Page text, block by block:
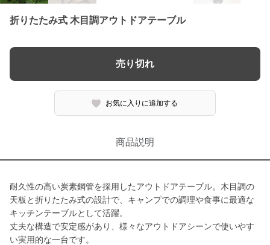
折りたたみ式 木目調アウトドアテーブル
売り切れ
お気に入りに追加する
商品説明
耐久性の高い炭素鋼管を採用したアウトドアテーブル。木目調の
天板と折りたたみ式の設計で、キャンプでの調理や食事に最適な
キッチンテーブルとして活躍。
丈夫な構造で安定感があり、様々なアウトドアシーンで使いやす
い実用的な一台です。